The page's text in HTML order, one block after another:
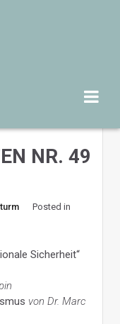
NR. 49
Posted in
Sicherheit“
von Dr. Marc